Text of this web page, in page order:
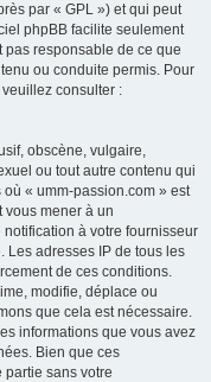
par « GPL ») et qui peut
phpBB facilite seulement
pas responsable de ce que
ou conduite permis. Pour
consulter :
obscène, vulgaire,
ou tout autre contenu qui
« umm-passion.com » est
vous mener à un
à votre fournisseur
Les adresses IP de tous les
de ces conditions.
modifie, déplace ou
que cela est nécessaire.
informations que vous avez
Bien que ces
partie sans votre